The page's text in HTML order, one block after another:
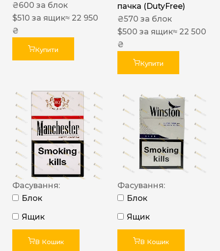
₴600 за блок
$510 за ящик≈ 22 950
₴
Купити
пачка (DutyFree)
₴570 за блок
$500 за ящик≈ 22 500
₴
Купити
Фасування:
Блок
Ящик
В Кошик
Фасування:
Блок
Ящик
В Кошик